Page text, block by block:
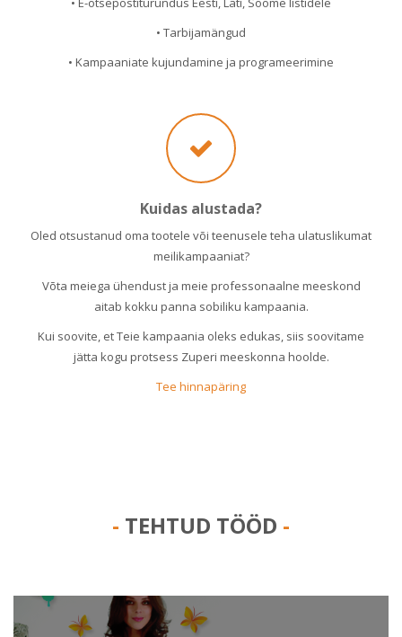
• Tarbijamängud
• Kampaaniate kujundamine ja programeerimine
Kuidas alustada?
Oled otsustanud oma tootele või teenusele teha ulatuslikumat
meilikampaaniat?
Võta meiega ühendust ja meie professonaalne meeskond
aitab kokku panna sobiliku kampaania.
Kui soovite, et Teie kampaania oleks edukas, siis soovitame
jätta kogu protsess Zuperi meeskonna hoolde.
Tee hinnapäring
TEHTUD TÖÖD